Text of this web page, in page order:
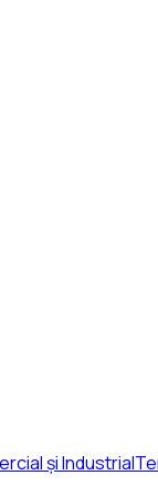
și Industrial